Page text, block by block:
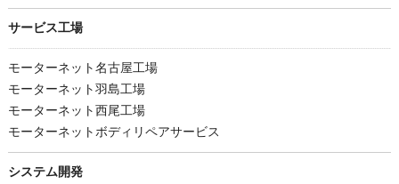
サービス工場
モーターネット名古屋工場
モーターネット羽島工場
モーターネット西尾工場
モーターネットボディリペアサービス
システム開発